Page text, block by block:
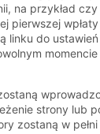
na przykład
pierwszej
linku do
strony lub
zostaną w